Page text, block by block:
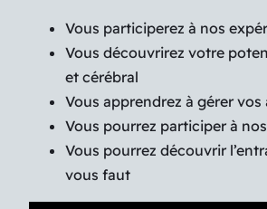
Vous participerez à nos
Vous découvrirez votre
et cérébral
Vous apprendrez à gérer vos
Vous pourrez participer à
Vous pourrez découvrir
vous faut